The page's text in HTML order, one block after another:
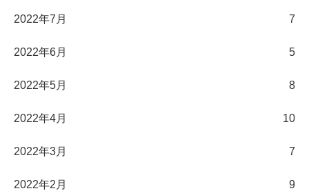
2022年7月 7
2022年6月 5
2022年5月 8
2022年4月 10
2022年3月 7
2022年2月 9